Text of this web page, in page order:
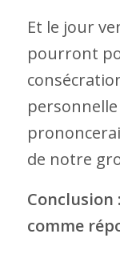
Et le jour
pourront
de notre
comme